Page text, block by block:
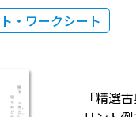
・ワークシート
「精選